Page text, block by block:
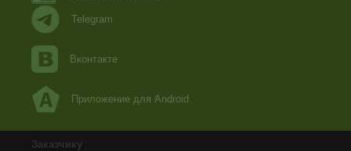
Telegram
Вконтакте
Приложение для Android
Заказчику